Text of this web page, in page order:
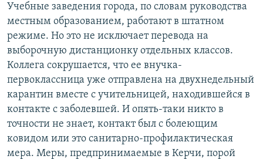
Учебные заведения города, по словам руководства
местным образованием, работают в штатном
режиме. Но это не исключает перевода на
выборочную дистанционку отдельных классов.
Коллега сокрушается, что ее внучка-
первоклассница уже отправлена на двухнедельный
карантин вместе с учительницей, находившейся в
контакте с заболевшей. И опять-таки никто в
точности не знает, контакт был с болеющим
ковидом или это санитарно-профилактическая
мера. Меры, предпринимаемые в Керчи, порой